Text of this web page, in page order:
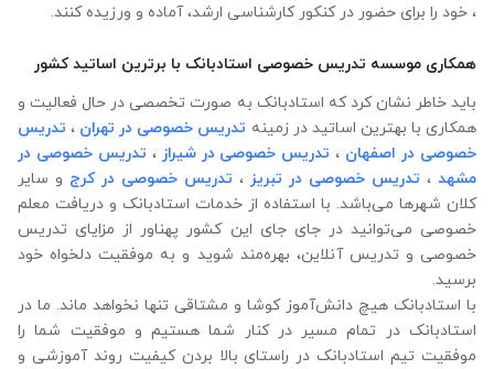
، خود را برای حضور در کنکور کارشناسی ارشد، آماده و ورزیده کنند.
همکاری موسسه تدریس خصوصی استادبانک با برترین اساتید کشور
باید خاطر نشان کرد که استادبانک به صورت تخصصی در حال فعالیت و
همکاری با بهترین اساتید در زمینه تدریس خصوصی در تهران ، تدریس
خصوصی در اصفهان ، تدریس خصوصی در شیراز، تدریس خصوصی در
مشهد ، تدریس خصوصی در تبریز ، تدریس خصوصی در کرج و سایر
کلان شهرها می‌باشد. با استفاده از خدمات استادبانک و دریافت معلم
خصوصی می‌توانید در جای جای این کشور پهناور از مزایای تدریس
خصوصی و تدریس آنلاین، بهره‌مند شوید و به موفقیت دلخواه خود
برسید.
با استادبانک هیچ دانش‌آموز کوشا و مشتاقی تنها نخواهد ماند. ما در
استادبانک در تمام مسیر در کنار شما هستیم و موفقیت شما را
موفقیت تیم استادبانک در راستای بالا بردن کیفیت روند آموزشی و